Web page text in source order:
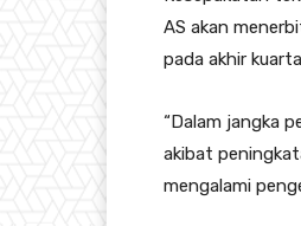
AS akan
pada akhir
“Dalam jangka
akibat
mengalami